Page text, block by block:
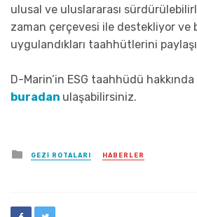
ulusal ve uluslararası
zaman çerçevesi ile destekliyor ve
uygulandıkları taahhütlerini
D-Marin’in ESG taahhüdü
buradan ulaşabilirsiniz.
Posted
in
GEZI ROTALARI HABERLER